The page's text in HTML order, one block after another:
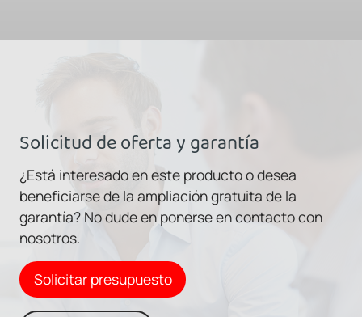
Solicitud de oferta y garantía
¿Está interesado en este producto o desea
beneficiarse de la ampliación gratuita de la
garantía? No dude en ponerse en contacto con
nosotros.
Solicitar presupuesto